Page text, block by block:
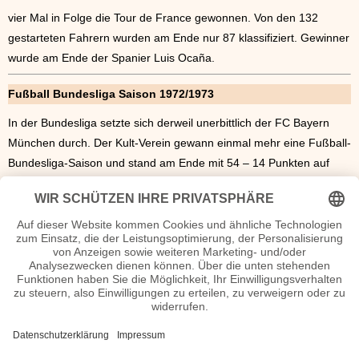
vier Mal in Folge die Tour de France gewonnen. Von den 132
gestarteten Fahrern wurden am Ende nur 87 klassifiziert. Gewinner
wurde am Ende der Spanier Luis Ocaña.
Fußball Bundesliga Saison 1972/1973
In der Bundesliga setzte sich derweil unerbittlich der FC Bayern
München durch. Der Kult-Verein gewann einmal mehr eine Fußball-
Bundesliga-Saison und stand am Ende mit 54 – 14 Punkten auf
Köln mit 43-25 Punkten wieder - dicht gefolgt von Fortuna
Düsseldorf, die mit 42-26 Punkten nur knapp den Tabellen-Dritten
bildeten. Im Finale des DFB-Pokals standen sich der 1. FC Köln
und Borussia Mönchengladbach gegenüber. Das Spiel war das
Abschiedsspiel von Günter Netzer, bevor er zu Real Madrid
wechselte. Gewinner der Auseinandersetzung war
Borussia
geschossen in der Verlängerung durch Günter Netzer, der sich